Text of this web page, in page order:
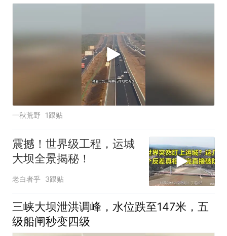
一秋荒野 1跟贴
震撼！世界级工程，运城
大坝全景揭秘！
老白者乎 3跟贴
三峡大坝泄洪调峰，水位跌至147米，五
级船闸秒变四级